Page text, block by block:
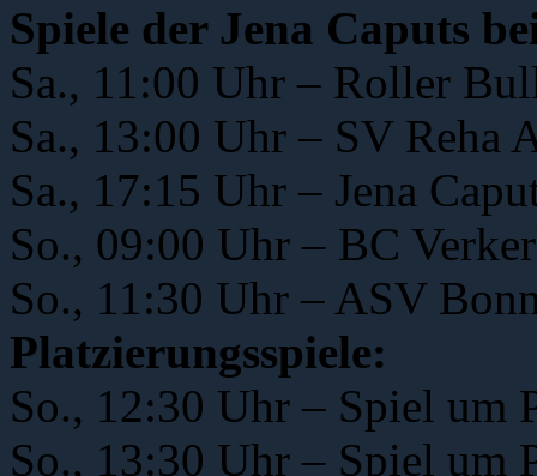
Spiele der Jena Caputs
Sa., 11:00 Uhr – Roller
Sa., 13:00 Uhr – SV Reha
Sa., 17:15 Uhr – Jena
So., 09:00 Uhr – BC
So., 11:30 Uhr – ASV
Platzierungsspiele:
So., 12:30 Uhr – Spiel um
So., 13:30 Uhr – Spiel um